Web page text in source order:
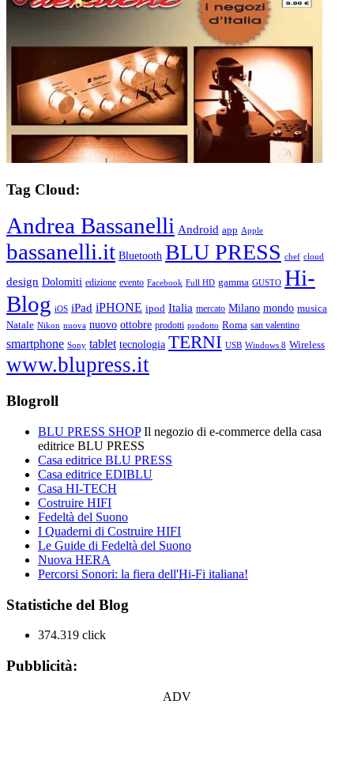
Tag Cloud:
Andrea Bassanelli Android app Apple
bassanelli.it Bluetooth BLU PRESS chef cloud
design Dolomiti edizione evento Facebook Full HD gamma GUSTO Hi-
Blog iOS iPad iPHONE ipod Italia mercato Milano mondo musica
Natale Nikon nuova nuovo ottobre prodotti prodotto Roma san valentino
smartphone Sony tablet tecnologia TERNI USB Windows 8 Wireless
www.blupress.it
Blogroll
BLU PRESS SHOPIl negozio di e-commerce della casa
editrice BLU PRESS
Casa editrice BLU PRESS
Casa editrice EDIBLU
Casa HI-TECH
Costruire HIFI
Fedeltà del Suono
I Quaderni di Costruire HIFI
Le Guide di Fedeltà del Suono
Nuova HERA
Percorsi Sonori: la fiera dell'Hi-Fi italiana!
Statistiche del Blog
374.319 click
Pubblicità:
ADV